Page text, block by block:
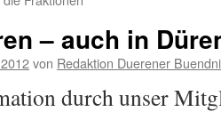
– auch in
von Redaktion Duerener
durch unser